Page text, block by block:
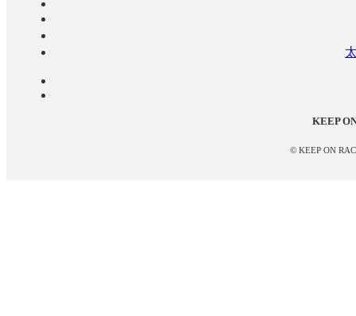
KEEP
© KEEP ON